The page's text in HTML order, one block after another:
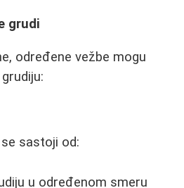
grudi
određene vežbe mogu
sastoji od:
u određenom smeru